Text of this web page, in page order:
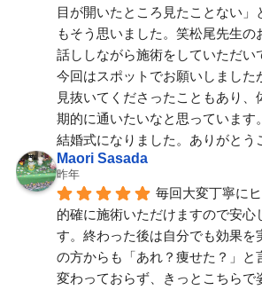
目が開いたところ見たことない」
もそう思いました。笑松尾先生の
話ししながら施術をしていただい
今回はスポットでお願いしました
見抜いてくださったこともあり、
期的に通いたいなと思っています
結婚式になりました。ありがとう
Maori Sasada
昨年
毎回大変丁寧に
的確に施術いただけますので安心
す。終わった後は自分でも効果を
の方からも「あれ？痩せた？」と
変わっておらず、きっとこちらで